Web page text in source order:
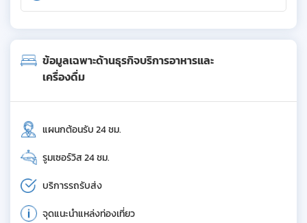
ข้อมูลเฉพาะด้านธุรกิจบริการอาหารและ
เครื่องดื่ม
แผนกต้อนรับ 24 ชม.
รูมเซอร์วิส 24 ชม.
บริการรถรับส่ง
จุดแนะนำแหล่งท่องเที่ยว